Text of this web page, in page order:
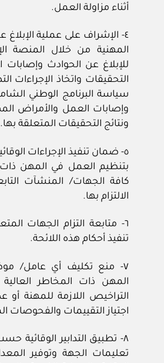
أثناء مزاولة العمل.
٤- الإشراف على عملية
المهنية من خلال المنصة
للإبلاغ عن الحوادث
التحقيقات واتخاذ الإجراءات
سياسة البرنامج الوطني
وإصابات العمل والأمراض
ونتائج التحقيقات المتعلقة بها.
٥- ضمان تنفيذ الإجراءات
بتنظيم العمل في المهن ذات
كافة الجهات/ المنشآت
الالتزام بها.
٦- متابعة التزام الجهات
تنفيذ أحكام هذه اللائحة.
٧- منع تكليف أي عامل/
المهن ذات المخاطر
التراخيص اللازمة للمهنة
اجتياز التقييمات والفحوصات
٨- تطبيق التدابير الوقائية
تعليمات الجهة وتوفير